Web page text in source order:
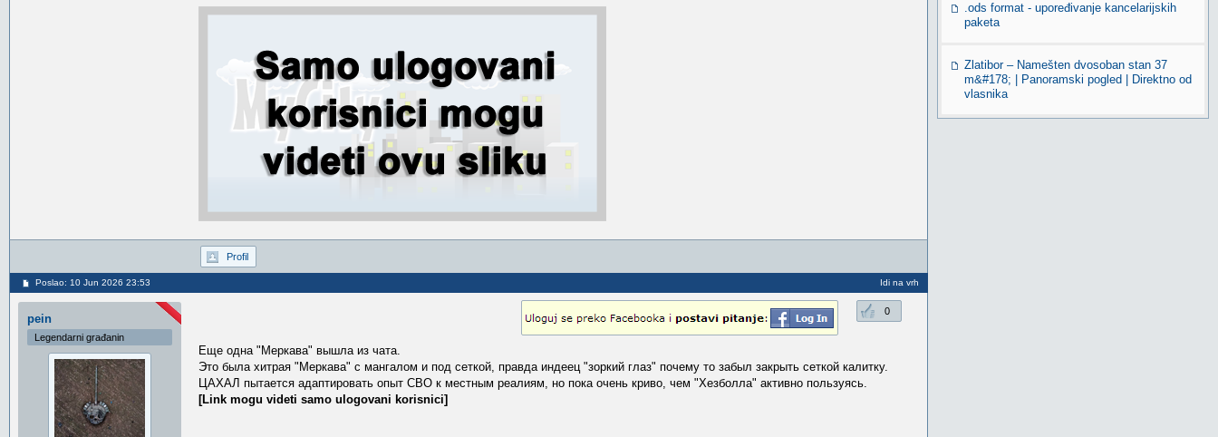
Profil
Poslao: 10 Jun 2026 23:53 Idi na vrh
pein
Legendarni građanin
0
Еще одна "Меркава" вышла из чата.
Это была хитрая "Меркава" с мангалом и под сеткой, правда индеец "зоркий глаз" почему то забыл закрыть сеткой калитку.
ЦАХАЛ пытается адаптировать опыт СВО к местным реалиям, но пока очень криво, чем "Хезболла" активно пользуясь.
[Link mogu videti samo ulogovani korisnici]
.ods format - upoređivanje kancelarijskih
paketa
Zlatibor – Namešten dvosoban stan 37
m&#178; | Panoramski pogled | Direktno od
vlasnika